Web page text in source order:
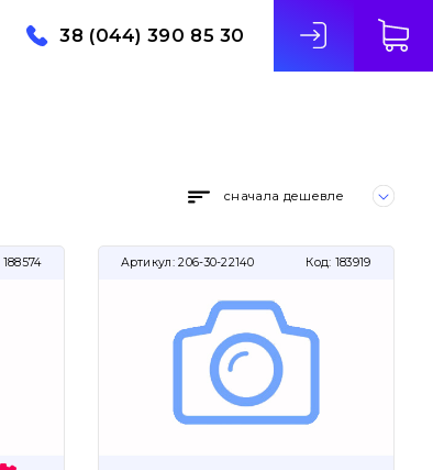
38 (044) 390 85 30
сначала дешевле
188574 Артикул: 206-30-22140 Код: 183919